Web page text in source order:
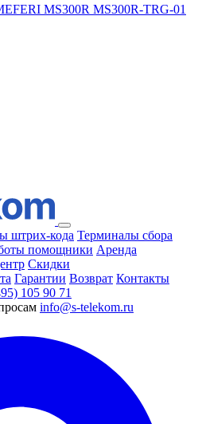
MS300R MS300R-TRG-01
штрих-кода Терминалы сбора
помощники Аренда
Скидки
Гарантии Возврат Контакты
105 90 71
info@s-telekom.ru